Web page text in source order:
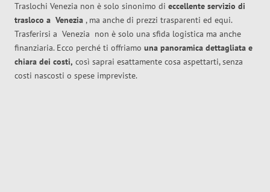
Traslochi Venezia non è solo sinonimo di eccellente servizio di
trasloco a Venezia , ma anche di prezzi trasparenti ed equi.
Trasferirsi a Venezia non è solo una sfida logistica ma anche
finanziaria. Ecco perché ti offriamo una panoramica dettagliata e
chiara dei costi, così saprai esattamente cosa aspettarti, senza
costi nascosti o spese impreviste.